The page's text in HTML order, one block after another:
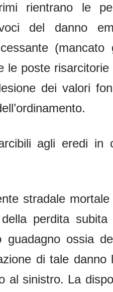
rientrano le
del danno
(mancato
le poste
dei valori
agli eredi in
stradale
perdita subita
ossia
di tale danno
al sinistro. La